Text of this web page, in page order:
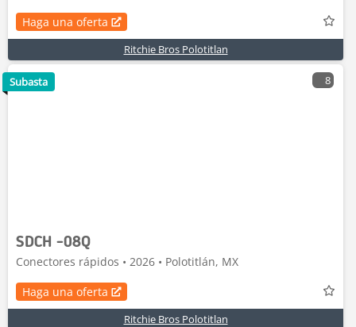
Haga una oferta
Ritchie Bros Polotitlan
8
SDCH -08Q
Conectores rápidos • 2026 • Polotitlán, MX
Haga una oferta
Ritchie Bros Polotitlan
Subasta